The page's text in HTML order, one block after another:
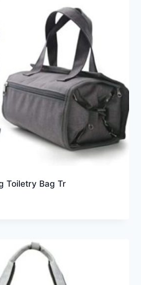
Toiletry Bag Tr